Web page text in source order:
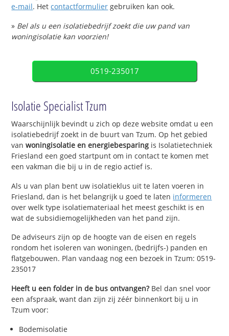
e-mail. Hetcontactformulier gebruiken kan ook.
» Bel als u een isolatiebedrijf zoekt die uw pand van
woningisolatie kan voorzien!
0519-235017
Isolatie Specialist Tzum
Waarschijnlijk bevindt u zich op deze website omdat u een
isolatiebedrijf zoekt in de buurt van Tzum. Op het gebied
vanwoningisolatie en energiebesparing is Isolatietechniek
Friesland een goed startpunt om in contact te komen met
een vakman die bij u in de regio actief is.
Als u van plan bent uw isolatieklus uit te laten voeren in
Friesland, dan is het belangrijk u goed te laten informeren
over welk type isolatiemateriaal het meest geschikt is en
wat de subsidiemogelijkheden van het pand zijn.
De adviseurs zijn op de hoogte van de eisen en regels
rondom het isoleren van woningen, (bedrijfs-) panden en
flatgebouwen. Plan vandaag nog een bezoek in Tzum: 0519-
235017
Heeft u een folder in de bus ontvangen?Bel dan snel voor
een afspraak, want dan zijn zij zéér binnenkort bij u in
Tzum voor:
Bodemisolatie